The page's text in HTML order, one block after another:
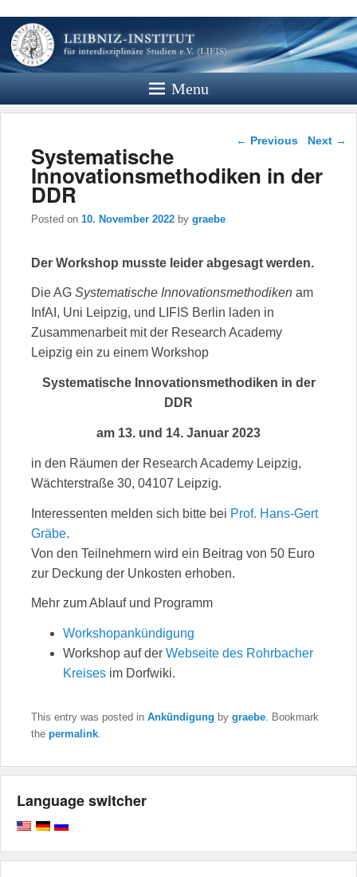
Leibniz
Institut
Website des Leibniz Instituts für
Interdisziplinäre Studien e.V.
Menu
Post navigation
← Previous Next →
Systematische
Innovationsmethodiken in der
DDR
Posted on 10. November 2022 by graebe
Der Workshop musste leider abgesagt werden.
Die AG Systematische Innovationsmethodiken am
InfAI, Uni Leipzig, und LIFIS Berlin laden in
Zusammenarbeit mit der Research Academy
Leipzig ein zu einem Workshop
Systematische Innovationsmethodiken in der
DDR
am 13. und 14. Januar 2023
in den Räumen der Research Academy Leipzig,
Wächterstraße 30, 04107 Leipzig.
Interessenten melden sich bitte bei Prof. Hans-Gert
Gräbe.
Von den Teilnehmern wird ein Beitrag von 50 Euro
zur Deckung der Unkosten erhoben.
Mehr zum Ablauf und Programm
Workshopankündigung
Workshop auf der Webseite des Rohrbacher
Kreises im Dorfwiki.
This entry was posted in Ankündigung by graebe. Bookmark
the permalink.
Language switcher